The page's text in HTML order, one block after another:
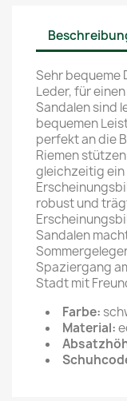
Sehr bequeme
Leder, für
Sandalen sind
bequemen
perfekt an die
Riemen
gleichzeitig ein
robust und
Sandalen
Spaziergang
Stadt mit
Farbe:
Material: